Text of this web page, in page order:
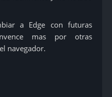
a Edge con futuras
mas por otras
navegador.